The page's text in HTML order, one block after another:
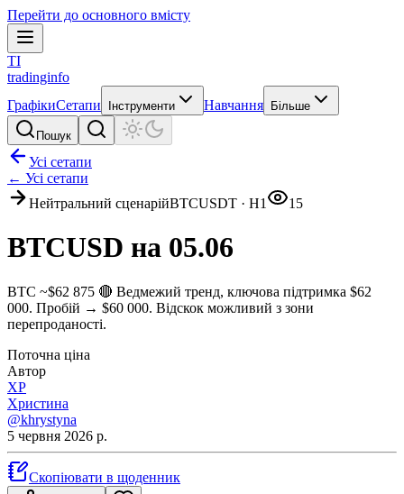
Перейти до основного вмісту
TI
tradinginfo
ГрафікиСетапи Інструменти Навчання Більше
Пошук
Усі сетапи
← Усі сетапи
Нейтральний сценарійBTCUSDT · H1 15
BTCUSD на 05.06
BTC ~$62 875 🔴 Ведмежий тренд, ключова підтримка $62
000. Пробій → $60 000. Відскок можливий з зони
перепроданості.
Поточна ціна
Автор
ХР
Христина
@khrystyna
5 червня 2026 р.
Скопіювати в щоденник